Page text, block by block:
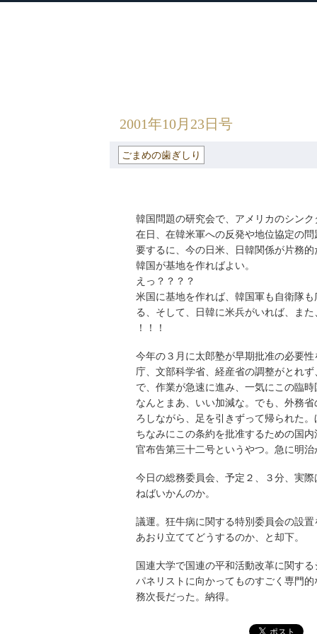
2001年10月23日号
ごまめの歯ぎしり
韓国問題の研究会で、アメリカのシン
在日、在韓米軍への反発や地位協定の
要するに、今の日米、日韓関係が片務
韓国が基地を作ればよい。
えっ？？？？
米国に基地を作れば、韓国軍も自衛隊
る、そして、日韓に米兵がいれば、ま
！！！
今年の３月に太郎塾が早期批准の必要
庁、文部科学省、経産省の調整がとれ
で、作業が急速に進み、一気にこの臨
なんとまあ、いい加減な。でも、外務
ろしながら、足を引きずって帰られた
ちなみにこの条約を批准するための国
官布告第三十二号というやつ。急に明
今日の総務委員会、予定２、３分、実
ねばいかんのか。
議運。狂牛病に関する特別委員会の設
あおり立ててどうするのか、と却下。
国連大学で国連の平和活動改革に関す
パネリストに向かってものすごく専門
務次長だった。納得。